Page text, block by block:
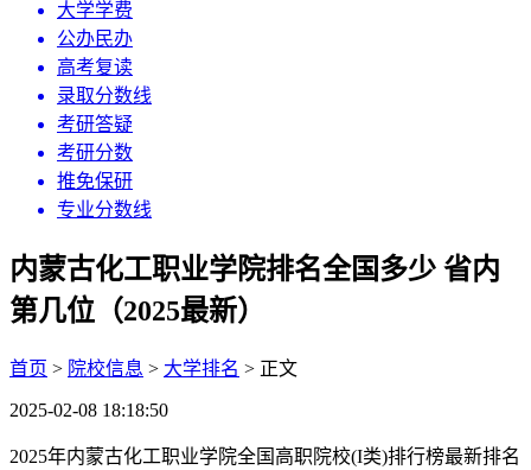
大学学费
公办民办
高考复读
录取分数线
考研答疑
考研分数
推免保研
专业分数线
内蒙古化工职业学院排名全国多少 省内
第几位（2025最新）
首页 > 院校信息 > 大学排名 > 正文
2025-02-08 18:18:50
2025年内蒙古化工职业学院全国高职院校(I类)排行榜最新排名